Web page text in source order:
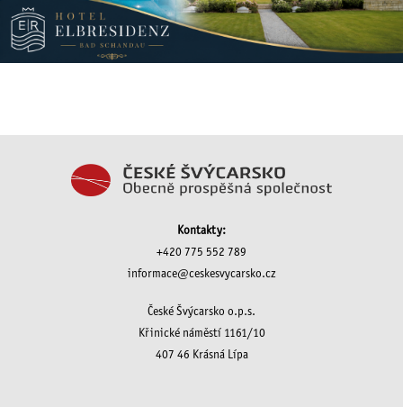
Kontakty:
+420 775 552 789
informace@ceskesvycarsko.cz
České Švýcarsko o.p.s.
Křinické náměstí 1161/10
407 46 Krásná Lípa